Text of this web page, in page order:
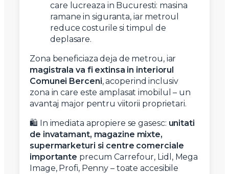
care lucreaza in Bucuresti: masina
ramane in siguranta, iar metroul
reduce costurile si timpul de
deplasare.
Zona beneficiaza deja de metrou, iar
magistrala va fi extinsa in interiorul
Comunei Berceni, acoperind inclusiv
zona in care este amplasat imobilul – un
avantaj major pentru viitorii proprietari.
🛍️ In imediata apropiere se gasesc: unitati
de invatamant, magazine mixte,
supermarketuri si centre comerciale
importante precum Carrefour, Lidl, Mega
Image, Profi, Penny – toate accesibile